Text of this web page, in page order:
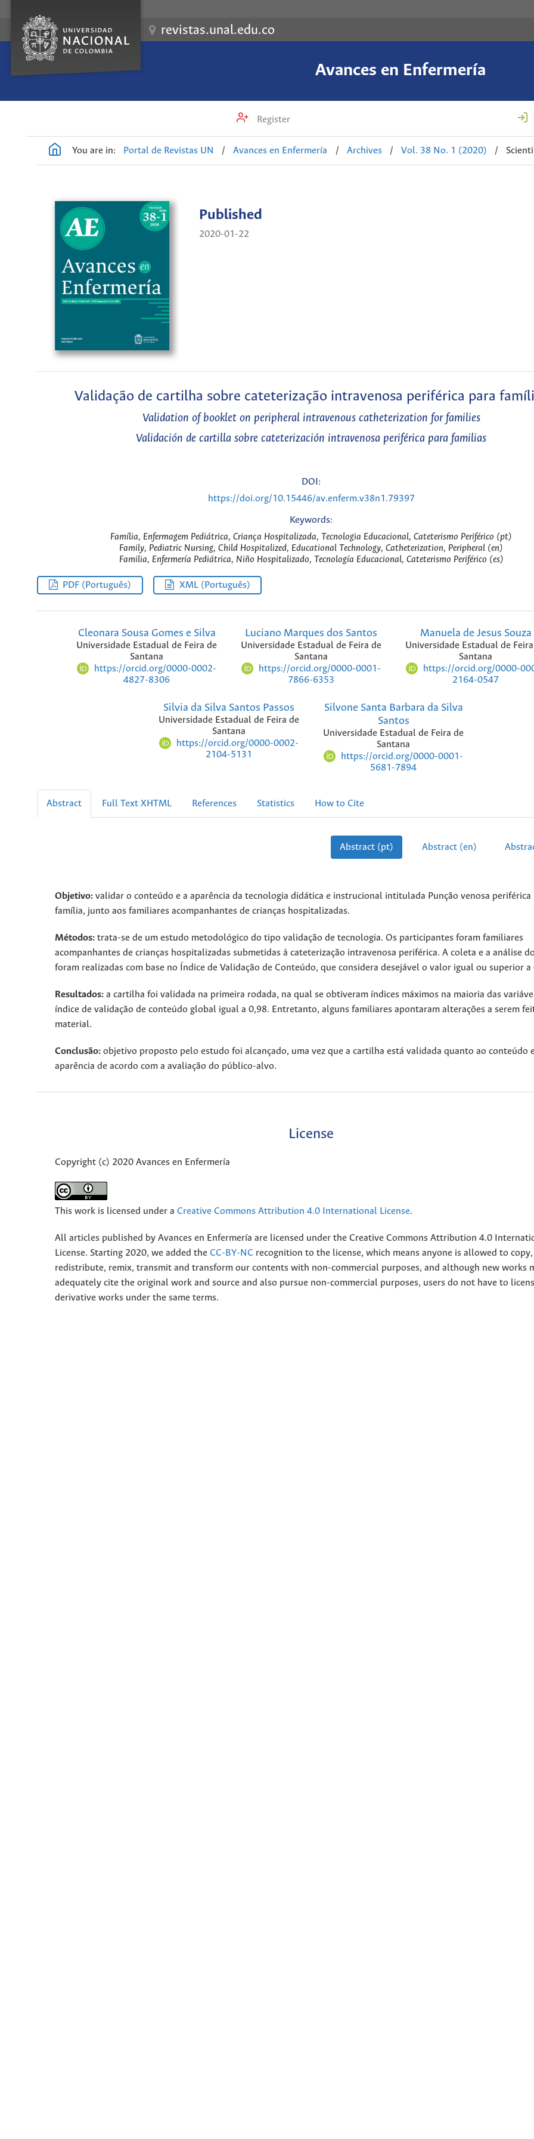
revistas.unal.edu.co
Avances en Enfermería
Register
You are in: Portal de Revistas UN / Avances en Enfermería / Archives / Vol. 38 No. 1 (2020) /
Published
2020-01-22
Validação de cartilha sobre cateterização intravenosa periférica para
Validation of booklet on peripheral intravenous catheterization for families
Validación de cartilla sobre cateterización intravenosa periférica para familias
DOI:
https://doi.org/10.15446/av.enferm.v38n1.79397
Keywords:
Família, Enfermagem Pediátrica, Criança Hospitalizada, Tecnologia Educacional, Cateterismo Periférico (pt)
Family, Pediatric Nursing, Child Hospitalized, Educational Technology, Catheterization, Peripheral (en)
Familia, Enfermería Pediátrica, Niño Hospitalizado, Tecnología Educacional, Cateterismo Periférico (es)
PDF (Português) XML (Português)
Cleonara Sousa Gomes e Silva
Universidade Estadual de Feira de
Santana
https://orcid.org/0000-0002-
4827-8306
Luciano Marques dos Santos
Universidade Estadual de Feira de
Santana
https://orcid.org/0000-0001-
7866-6353
Manuela de Jesus Souza
Universidade Estadual de
Santana
https://orcid.org/0000-
2164-0547
Silvia da Silva Santos Passos
Universidade Estadual de Feira de
Santana
https://orcid.org/0000-0002-
2104-5131
Silvone Santa Barbara da Silva
Santos
Universidade Estadual de Feira de
Santana
https://orcid.org/0000-0001-
5681-7894
Abstract Full Text XHTML References Statistics How to Cite
Abstract (pt) Abstract (en)
Objetivo: validar o conteúdo e a aparência da tecnologia didática e instrucional intitulada Punção venosa periférica
família, junto aos familiares acompanhantes de crianças hospitalizadas.
Métodos: trata-se de um estudo metodológico do tipo validação de tecnologia. Os participantes foram familiares
acompanhantes de crianças hospitalizadas submetidas à cateterização intravenosa periférica. A coleta e a análise
foram realizadas com base no Índice de Validação de Conteúdo, que considera desejável o valor igual ou superior a
Resultados: a cartilha foi validada na primeira rodada, na qual se obtiveram índices máximos na maioria das
índice de validação de conteúdo global igual a 0,98. Entretanto, alguns familiares apontaram alterações a serem
material.
Conclusão: objetivo proposto pelo estudo foi alcançado, uma vez que a cartilha está validada quanto ao conteúdo
aparência de acordo com a avaliação do público-alvo.
License
Copyright (c) 2020 Avances en Enfermería
This work is licensed under a Creative Commons Attribution 4.0 International License.
All articles published by Avances en Enfermería are licensed under the Creative Commons Attribution 4.0
License. Starting 2020, we added the CC-BY-NC recognition to the license, which means anyone is allowed to copy,
redistribute, remix, transmit and transform our contents with non-commercial purposes, and although new works
adequately cite the original work and source and also pursue non-commercial purposes, users do not have to
derivative works under the same terms.